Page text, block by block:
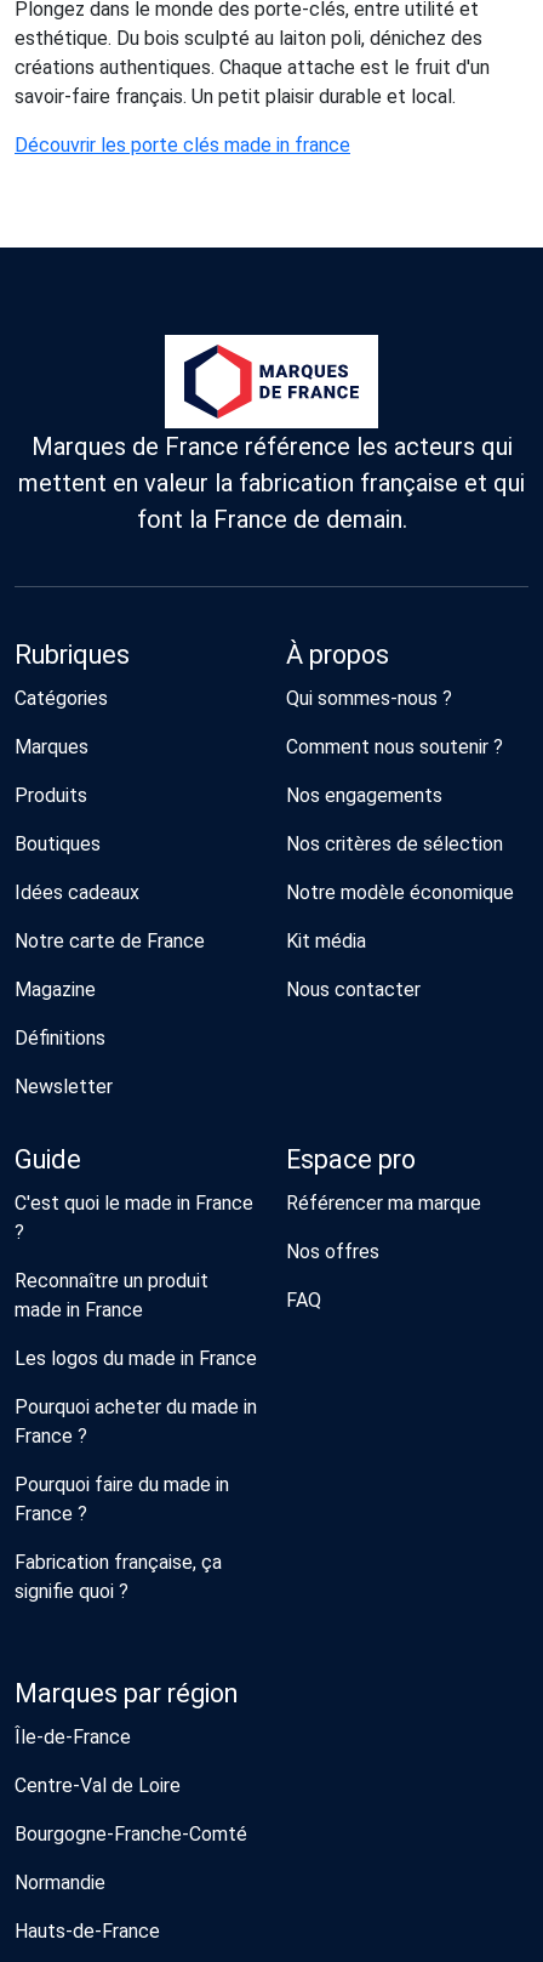
Plongez dans le monde des porte-clés, entre utilité et
esthétique. Du bois sculpté au laiton poli, dénichez des
créations authentiques. Chaque attache est le fruit d'un
savoir-faire français. Un petit plaisir durable et local.
Découvrir les porte clés made in france
Marques de France référence les acteurs qui
mettent en valeur la fabrication française et qui
font la France de demain.
Rubriques
Catégories
Marques
Produits
Boutiques
Idées cadeaux
Notre carte de France
Magazine
Définitions
Newsletter
À propos
Qui sommes-nous ?
Comment nous soutenir ?
Nos engagements
Nos critères de sélection
Notre modèle économique
Kit média
Nous contacter
Guide
C'est quoi le made in France
?
Reconnaître un produit
made in France
Les logos du made in France
Pourquoi acheter du made in
France ?
Pourquoi faire du made in
France ?
Fabrication française, ça
signifie quoi ?
Espace pro
Référencer ma marque
Nos offres
FAQ
Marques par région
Île-de-France
Centre-Val de Loire
Bourgogne-Franche-Comté
Normandie
Hauts-de-France